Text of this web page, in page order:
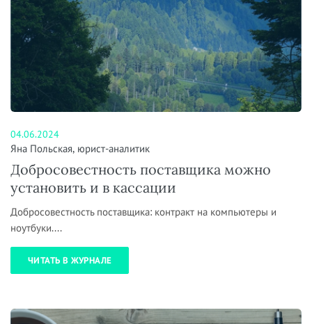
04.06.2024
Яна Польская, юрист-аналитик
Добросовестность поставщика можно
установить и в кассации
Добросовестность поставщика: контракт на компьютеры и
ноутбуки....
ЧИТАТЬ В ЖУРНАЛЕ